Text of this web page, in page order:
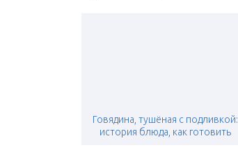
Говядина, тушёная с подливкой:
история блюда, как готовить